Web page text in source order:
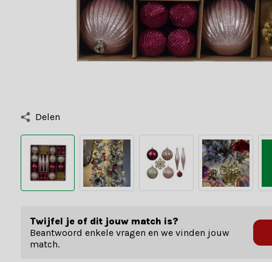
Delen
Twijfel je of dit jouw match is?
Beantwoord enkele vragen en we vinden jouw
match.